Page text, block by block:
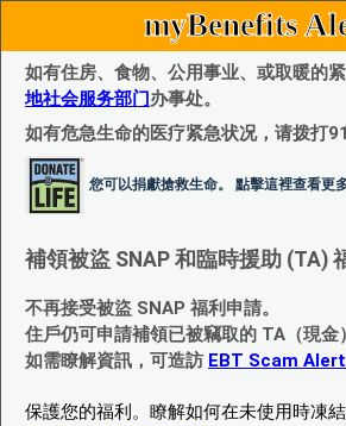
myBenefits
如有住房、食物、公用事业、或取暖的
地社会服务部门办事处。
如有危急生命的医疗紧急状况，请拨打
您可以捐獻搶救生命。 點擊這裡查看更
補領被盜 SNAP 和臨時援助 (TA)
不再接受被盜 SNAP 福利申請。
住戶仍可申請補領已被竊取的 TA（現金
如需瞭解資訊，可造訪 EBT Scam Alert
保護您的福利。瞭解如何在未使用時凍